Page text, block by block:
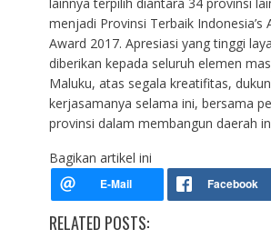
menjadi Provinsi Terbaik Indonesia’s
Award 2017. Apresiasi yang tinggi
diberikan kepada seluruh elemen
Maluku, atas segala kreatifitas,
kerjasamanya selama ini, bersama
provinsi dalam membangun daerah
Bagikan artikel ini
RELATED POSTS: